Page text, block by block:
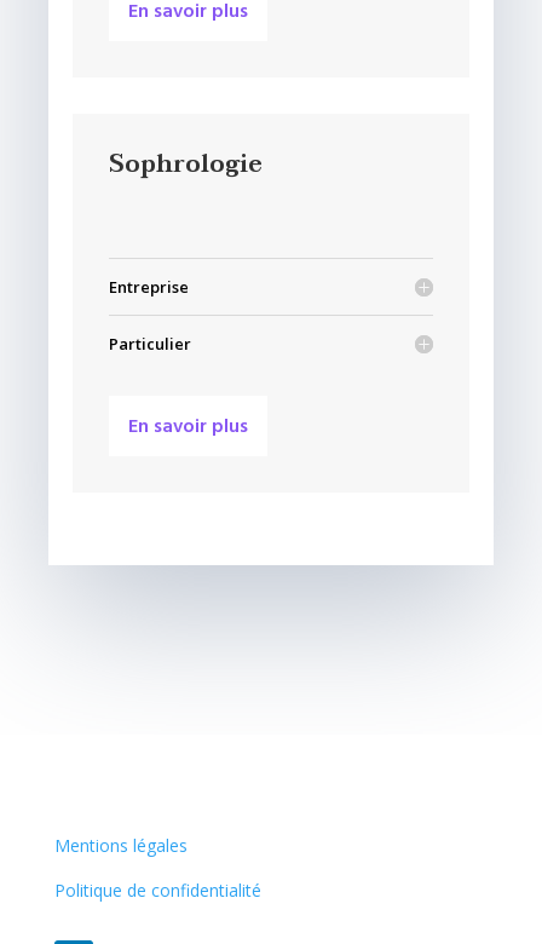
En savoir plus
Sophrologie
Entreprise
Particulier
En savoir plus
Mentions légales
Politique de confidentialité